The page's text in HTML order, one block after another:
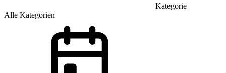
Kategorie
Alle Kategorien